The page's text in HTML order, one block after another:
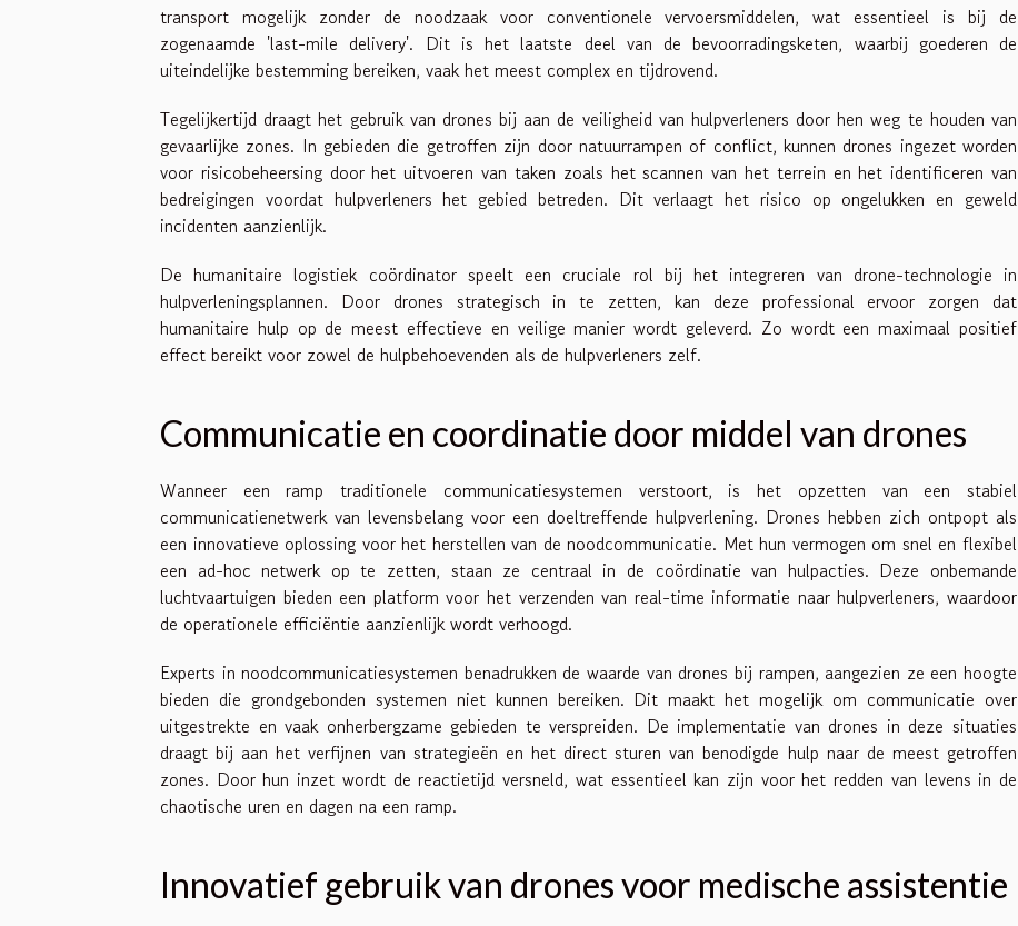
transport mogelijk zonder de noodzaak voor conventionele vervoersmiddelen, wat essentieel is bij de
zogenaamde 'last-mile delivery'. Dit is het laatste deel van de bevoorradingsketen, waarbij goederen de
uiteindelijke bestemming bereiken, vaak het meest complex en tijdrovend.
Tegelijkertijd draagt het gebruik van drones bij aan de veiligheid van hulpverleners door hen weg te houden van
gevaarlijke zones. In gebieden die getroffen zijn door natuurrampen of conflict, kunnen drones ingezet worden
voor risicobeheersing door het uitvoeren van taken zoals het scannen van het terrein en het identificeren van
bedreigingen voordat hulpverleners het gebied betreden. Dit verlaagt het risico op ongelukken en geweld
incidenten aanzienlijk.
De humanitaire logistiek coördinator speelt een cruciale rol bij het integreren van drone-technologie in
hulpverleningsplannen. Door drones strategisch in te zetten, kan deze professional ervoor zorgen dat
humanitaire hulp op de meest effectieve en veilige manier wordt geleverd. Zo wordt een maximaal positief
effect bereikt voor zowel de hulpbehoevenden als de hulpverleners zelf.
Communicatie en coordinatie door middel van drones
Wanneer een ramp traditionele communicatiesystemen verstoort, is het opzetten van een stabiel
communicatienetwerk van levensbelang voor een doeltreffende hulpverlening. Drones hebben zich ontpopt als
een innovatieve oplossing voor het herstellen van de noodcommunicatie. Met hun vermogen om snel en flexibel
een ad-hoc netwerk op te zetten, staan ze centraal in de coördinatie van hulpacties. Deze onbemande
luchtvaartuigen bieden een platform voor het verzenden van real-time informatie naar hulpverleners, waardoor
de operationele efficiëntie aanzienlijk wordt verhoogd.
Experts in noodcommunicatiesystemen benadrukken de waarde van drones bij rampen, aangezien ze een hoogte
bieden die grondgebonden systemen niet kunnen bereiken. Dit maakt het mogelijk om communicatie over
uitgestrekte en vaak onherbergzame gebieden te verspreiden. De implementatie van drones in deze situaties
draagt bij aan het verfijnen van strategieën en het direct sturen van benodigde hulp naar de meest getroffen
zones. Door hun inzet wordt de reactietijd versneld, wat essentieel kan zijn voor het redden van levens in de
chaotische uren en dagen na een ramp.
Innovatief gebruik van drones voor medische assistentie